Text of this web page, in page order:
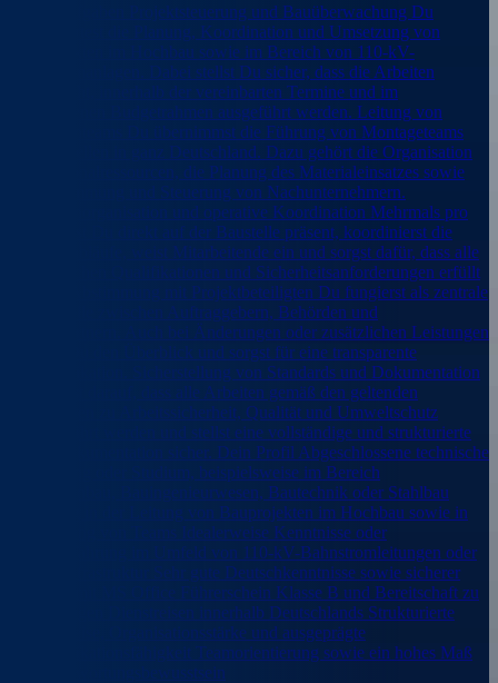
Deine Aufgaben Projektsteuerung und Bauüberwachung Du
verantwortest die Planung, Koordination und Umsetzung von
Bauprojekten im Hochbau sowie im Bereich von 110-kV-
Bahnstromanlagen. Dabei stellst Du sicher, dass die Arbeiten
fachgerecht, innerhalb der vereinbarten Termine und im
vorgesehenen Budgetrahmen ausgeführt werden. Leitung von
Baustellenteams Du übernimmst die Führung von Montageteams
auf Baustellen in ganz Deutschland. Dazu gehört die Organisation
von Personalressourcen, die Planung des Materialeinsatzes sowie
die Abstimmung und Steuerung von Nachunternehmern.
Baustellenorganisation und operative Koordination Mehrmals pro
Woche bist Du direkt auf der Baustelle präsent, koordinierst die
Montageabläufe, weist Mitarbeitende ein und sorgst dafür, dass alle
erforderlichen Qualifikationen und Sicherheitsanforderungen erfüllt
werden. Abstimmung mit Projektbeteiligten Du fungierst als zentrale
Schnittstelle zwischen Auftraggebern, Behörden und
Projektpartnern. Auch bei Änderungen oder zusätzlichen Leistungen
behältst Du den Überblick und sorgst für eine transparente
Kommunikation. Sicherstellung von Standards und Dokumentation
Du achtest darauf, dass alle Arbeiten gemäß den geltenden
Vorschriften zu Arbeitssicherheit, Qualität und Umweltschutz
durchgeführt werden und stellst eine vollständige und strukturierte
Projektdokumentation sicher. Dein Profil Abgeschlossene technische
Ausbildung oder Studium, beispielsweise im Bereich
Maschinenbau, Bauingenieurwesen, Bautechnik oder Stahlbau
Erfahrung in der Leitung von Bauprojekten im Hochbau sowie in
der Führung von Teams Idealerweise Kenntnisse oder
Projekterfahrung im Umfeld von 110-kV-Bahnstromleitungen oder
Energieinfrastruktur Sehr gute Deutschkenntnisse sowie sicherer
Umgang mit MS Office Führerschein Klasse B und Bereitschaft zu
regelmäßigen Dienstreisen innerhalb Deutschlands Strukturierte
Arbeitsweise, Organisationsstärke und ausgeprägte
Kommunikationsfähigkeit Teamorientierung sowie ein hohes Maß
an Verantwortungsbewusstsein